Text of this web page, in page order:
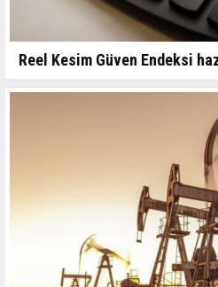
Reel Kesim Güven Endeksi